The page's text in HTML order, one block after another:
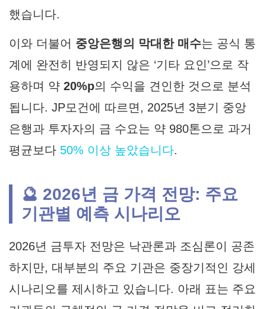
했습니다.
이와 더불어 중앙은행의 막대한 매수는 공식 통
계에 완전히 반영되지 않은 ‘기타 요인’으로 작
용하며 약 20%p의 수익을 견인한 것으로 분석
됩니다. JP모건에 따르면, 2025년 3분기 중앙
은행과 투자자의 금 수요는 약 980톤으로 과거
평균보다 50% 이상 높았습니다.
🔮 2026년 금 가격 전망: 주요
기관별 예측 시나리오
2026년 금투자 전망은 낙관론과 조심론이 공존
하지만, 대부분의 주요 기관은 중장기적인 강세
시나리오를 제시하고 있습니다. 아래 표는 주요